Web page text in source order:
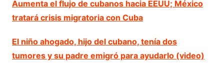
Aumenta el flujo de cubanos hacia EEUU; México
tratará crisis migratoria con Cuba
El niño ahogado, hijo del cubano, tenía dos
tumores y su padre emigró para ayudarlo (video)